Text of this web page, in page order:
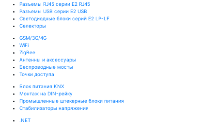
Разъемы RJ45 серии E2 RJ45
Разъемы USB серии E2 USB
Светодиодные блоки серий E2 LP-LF
Селекторы
GSM/3G/4G
WiFi
ZigBee
Антенны и аксессуары
Беспроводные мосты
Точки доступа
Блок питания KNX
Монтаж на DIN-рейку
Промышленные штекерные блоки питания
Стабилизаторы напряжения
.NET